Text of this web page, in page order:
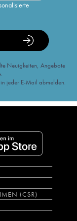
Neuigkeiten, Angebote
jeder E-Mail abmelden.
(CSR)